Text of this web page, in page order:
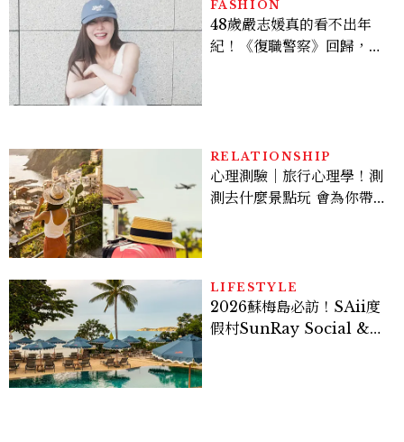
FASHION
48歲嚴志媛真的看不出年
紀！《復職警察》回歸，5
RELATIONSHIP
心理測驗｜旅行心理學！測
測去什麼景點玩 會為你帶來
LIFESTYLE
2026蘇梅島必訪！SAii度
假村SunRay Social &